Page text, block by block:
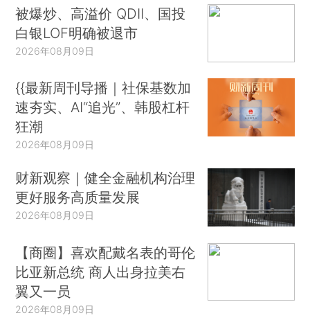
被爆炒、高溢价 QDII、国投
白银LOF明确被退市
2026年08月09日
{{最新周刊导播｜社保基数加
速夯实、AI“追光”、韩股杠杆
狂潮
2026年08月09日
财新观察｜健全金融机构治理
更好服务高质量发展
2026年08月09日
【商圈】喜欢配戴名表的哥伦
比亚新总统 商人出身拉美右
翼又一员
2026年08月09日